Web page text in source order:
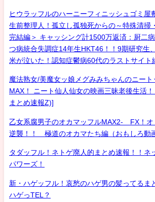
ヒウラッフルのハーニーフィニッシュゴミ屋
生前整理人！孤立し孤独死からの～特殊清掃
完結編＞ キャッシング計1500万返済：厨二
つ病統合失調症14年生HKT46！！9期研究生
米が泣いた！認知症鬱病60代のラストサイト
魔法熟女/美魔女ッ娘メグみみちゃんのニー
MAX！ ニート仙人仙女の映画三昧老後生活
まとめ速報Z)]
乙女系腐男子のオカマッフルMAX2- FX！オ
逆襲！！ 極道のオカマたち編（おもしろ動
タダッフル！ネトゲ廃人的まとめ速報！！ネ
パワーズ！
新・ハゲッフル！哀愁のハゲ男の髪ってるま
ハゲっTEL？